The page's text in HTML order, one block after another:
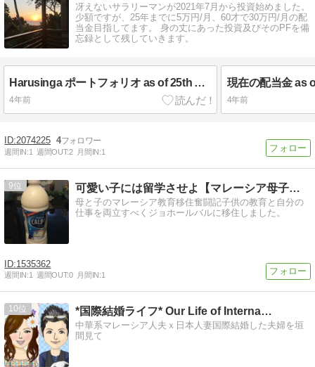
冴えないサラリーマンが2021年7月から投資始めました。
少額ですが、25年までに5万円/月、60才で30万円/月の配
当金目指してます。 身の丈にあった投資及びそのPFを備
忘録として残していきます。
Harusinga ポートフォリオ as of 25th Aug 2022
4年前
現在の配当金 as
4年前
2074225 4
週間IN:1 週間OUT:2 月間IN:1
9 可愛い子には留学させよ【マレーシア母子留学】
母と子のマレーシア教育移住奮闘記子供の教育と自分の
仕事を両立すべくジョホールバルに移住しました。
1535362
週間IN:1 週間OUT:0 月間IN:1
10 *国際結婚ライフ* Our Life of Interna…
中華系マレーシア人夫ｘ日本人妻国際結婚した夫婦を垣
間見て